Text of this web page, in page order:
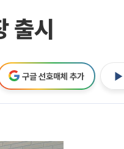
출시
구글 선호매체 추가